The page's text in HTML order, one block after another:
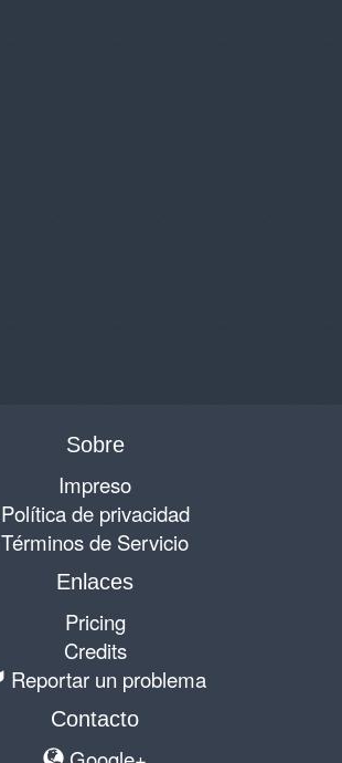
Sobre
Impreso
Política de privacidad
Términos de Servicio
Enlaces
Pricing
Credits
Reportar un problema
Contacto